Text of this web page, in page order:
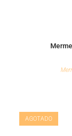
AGOTADO